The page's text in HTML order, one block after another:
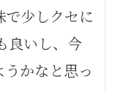
で少しクセに
良いし、今
かなと思っ